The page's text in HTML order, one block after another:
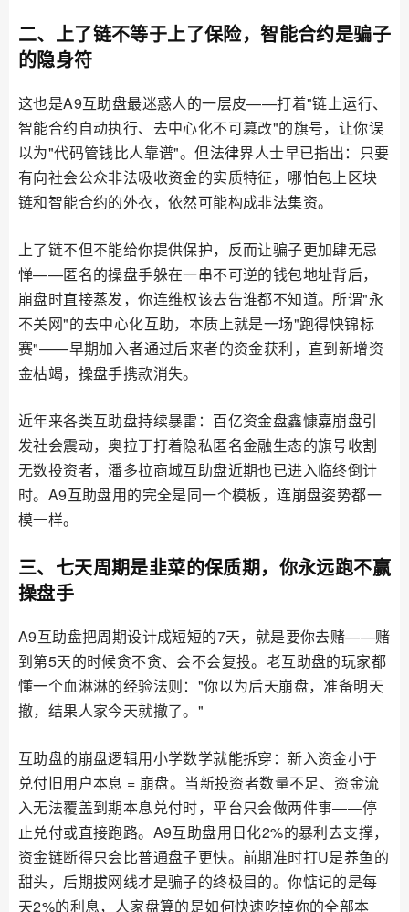
二、上了链不等于上了保险，智能合约是骗子
的隐身符
这也是A9互助盘最迷惑人的一层皮——打着"链上运行、
智能合约自动执行、去中心化不可篡改"的旗号，让你误
以为"代码管钱比人靠谱"。但法律界人士早已指出：只要
有向社会公众非法吸收资金的实质特征，哪怕包上区块
链和智能合约的外衣，依然可能构成非法集资。
上了链不但不能给你提供保护，反而让骗子更加肆无忌
惮——匿名的操盘手躲在一串不可逆的钱包地址背后，
崩盘时直接蒸发，你连维权该去告谁都不知道。所谓"永
不关网"的去中心化互助，本质上就是一场"跑得快锦标
赛"——早期加入者通过后来者的资金获利，直到新增资
金枯竭，操盘手携款消失。
近年来各类互助盘持续暴雷：百亿资金盘鑫慷嘉崩盘引
发社会震动，奥拉丁打着隐私匿名金融生态的旗号收割
无数投资者，潘多拉商城互助盘近期也已进入临终倒计
时。A9互助盘用的完全是同一个模板，连崩盘姿势都一
模一样。
三、七天周期是韭菜的保质期，你永远跑不赢
操盘手
A9互助盘把周期设计成短短的7天，就是要你去赌——赌
到第5天的时候贪不贪、会不会复投。老互助盘的玩家都
懂一个血淋淋的经验法则："你以为后天崩盘，准备明天
撤，结果人家今天就撤了。"
互助盘的崩盘逻辑用小学数学就能拆穿：新入资金小于
兑付旧用户本息 = 崩盘。当新投资者数量不足、资金流
入无法覆盖到期本息兑付时，平台只会做两件事——停
止兑付或直接跑路。A9互助盘用日化2%的暴利去支撑，
资金链断得只会比普通盘子更快。前期准时打U是养鱼的
甜头，后期拔网线才是骗子的终极目的。你惦记的是每
天2%的利息，人家盘算的是如何快速吃掉你的全部本